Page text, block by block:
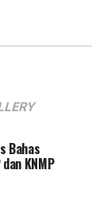
Bahas
KNMP